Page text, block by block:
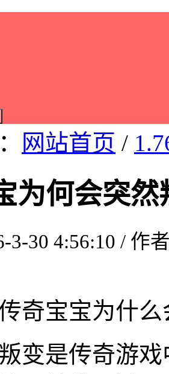
网站首页 /
为何会突
3-30 4:56:10 / 作
奇宝宝为什
变是传奇游